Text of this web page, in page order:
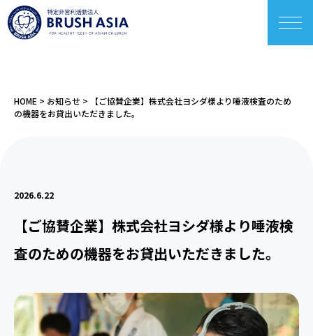
HOME > お知らせ >
【ご協賛企業】株式会社ヨシダ様より唾液検査のため
の機器をお貸出いただきました。
2026.6.22
【ご協賛企業】株式会社ヨシダ様より唾液検
査のための機器をお貸出いただきました。